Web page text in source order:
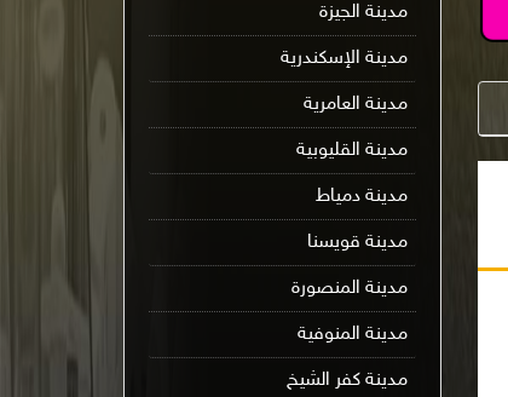
مدينة الجيزة
مدينة الإسكندرية
مدينة العامرية
مدينة القليوبية
مدينة دمياط
مدينة قويسنا
مدينة المنصورة
مدينة المنوفية
مدينة كفر الشيخ